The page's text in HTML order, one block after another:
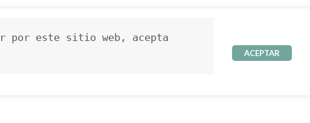
por este sitio web, acepta
ACEPTAR